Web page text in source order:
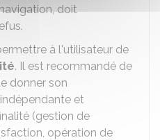
doit
à l'utilisateur de
. Il est recommandé de
donner son
et
(gestion de
opération de